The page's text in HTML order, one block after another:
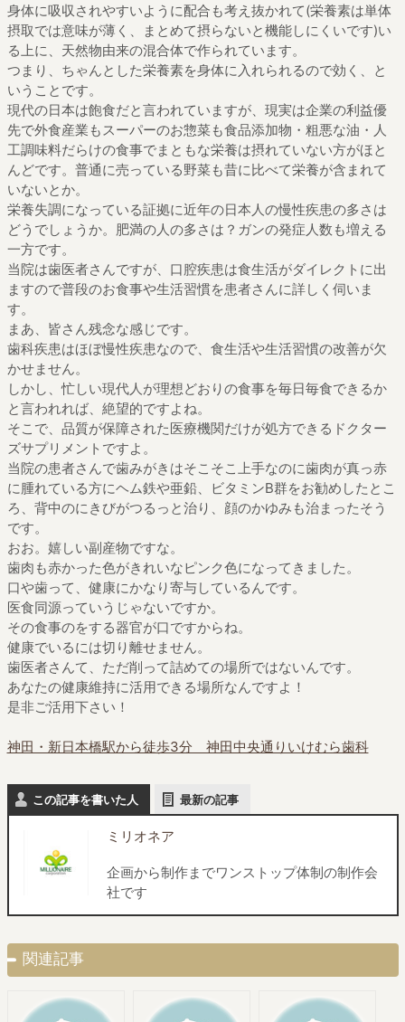
身体に吸収されやすいように配合も考え抜かれて(栄養素は単体
摂取では意味が薄く、まとめて摂らないと機能しにくいです)い
る上に、天然物由来の混合体で作られています。
つまり、ちゃんとした栄養素を身体に入れられるので効く、と
いうことです。
現代の日本は飽食だと言われていますが、現実は企業の利益優
先で外食産業もスーパーのお惣菜も食品添加物・粗悪な油・人
工調味料だらけの食事でまともな栄養は摂れていない方がほと
んどです。普通に売っている野菜も昔に比べて栄養が含まれて
いないとか。
栄養失調になっている証拠に近年の日本人の慢性疾患の多さは
どうでしょうか。肥満の人の多さは？ガンの発症人数も増える
一方です。
当院は歯医者さんですが、口腔疾患は食生活がダイレクトに出
ますので普段のお食事や生活習慣を患者さんに詳しく伺いま
す。
まあ、皆さん残念な感じです。
歯科疾患はほぼ慢性疾患なので、食生活や生活習慣の改善が欠
かせません。
しかし、忙しい現代人が理想どおりの食事を毎日毎食できるか
と言われれば、絶望的ですよね。
そこで、品質が保障された医療機関だけが処方できるドクター
ズサプリメントですよ。
当院の患者さんで歯みがきはそこそこ上手なのに歯肉が真っ赤
に腫れている方にヘム鉄や亜鉛、ビタミンB群をお勧めしたとこ
ろ、背中のにきびがつるっと治り、顔のかゆみも治まったそう
です。
おお。嬉しい副産物ですな。
歯肉も赤かった色がきれいなピンク色になってきました。
口や歯って、健康にかなり寄与しているんです。
医食同源っていうじゃないですか。
その食事のをする器官が口ですからね。
健康でいるには切り離せません。
歯医者さんて、ただ削って詰めての場所ではないんです。
あなたの健康維持に活用できる場所なんですよ！
是非ご活用下さい！
神田・新日本橋駅から徒歩3分 神田中央通りいけむら歯科
この記事を書いた人 最新の記事
ミリオネア
企画から制作までワンストップ体制の制作会
社です
関連記事